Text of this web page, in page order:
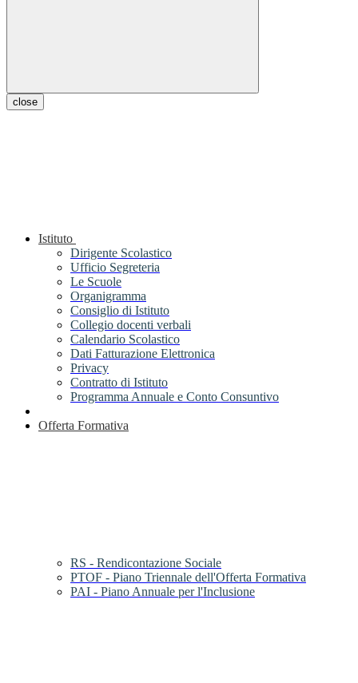
close
Istituto
Dirigente Scolastico
Ufficio Segreteria
Le Scuole
Organigramma
Consiglio di Istituto
Collegio docenti verbali
Calendario Scolastico
Dati Fatturazione Elettronica
Privacy
Contratto di Istituto
Programma Annuale e Conto Consuntivo
Offerta Formativa
RS - Rendicontazione Sociale
PTOF - Piano Triennale dell'Offerta Formativa
PAI - Piano Annuale per l'Inclusione